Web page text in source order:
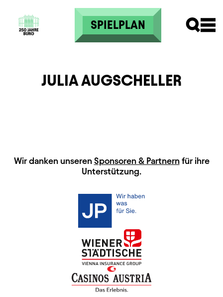
Direkt zum Inhalt
SPIELPLAN
JULIA AUGSCHELLER
HAUPTSPONSOREN
Wir danken unseren Sponsoren & Partnernfür ihre
Unterstützung.